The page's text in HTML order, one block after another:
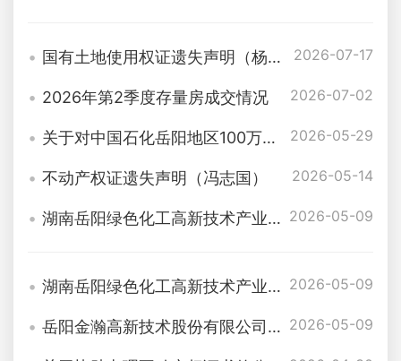
国有土地使用权证遗失声明（杨洛） 2026-07-17
2026年第2季度存量房成交情况 2026-07-02
关于对中国石化岳阳地区100万吨/年乙烯炼化一体化及炼油配套改造项目长岭街道片区已征拆房屋，不动产证遗失情况说明 2026-05-29
不动产权证遗失声明（冯志国） 2026-05-14
湖南岳阳绿色化工高新技术产业开发区云溪片区五条道路建设项目（西二路道路工程、东二路道路工程、西三路道路工程、江家坡路道路延伸工程、经一路道路延伸工程）工程规划许可批后公布 2026-05-09
湖南岳阳绿色化工高新技术产业开发区长岭片区经一路北向连接炼化路道路工程项目、长岭片区科发北侧道路工程项目工程规划许可批后公布 2026-05-09
岳阳金瀚高新技术股份有限公司50000吨/年低碳环保安全型天然酯绝缘油辅助用房建设项目工程规划许可批后公布 2026-05-09